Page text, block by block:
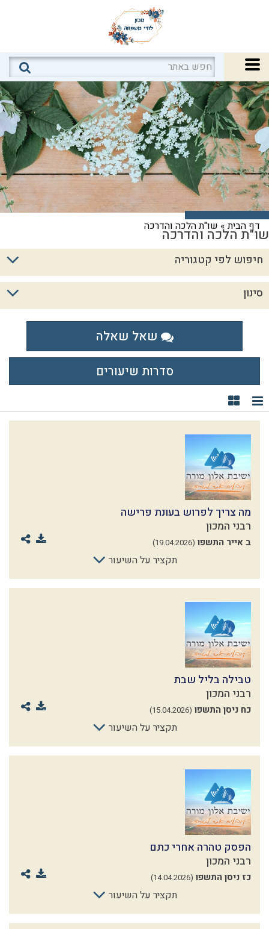
דף הבית» שו"ת הלכה והדרכה
שו"ת הלכה והדרכה
חיפוש לפי קטגוריה
סינון
שאל שאלה
סדרות שיעורים
תצוגת רשימה
תצוגת קוביות
מה צריך לפרוש בעונת פרישה
רבני המכון
ב אייר התשפו (19.04.2026)
תקציר על השיעור
טבילה בליל שבת
רבני המכון
כח ניסן התשפו (15.04.2026)
תקציר על השיעור
הפסק טהרה אחרי כתם
רבני המכון
כז ניסן התשפו (14.04.2026)
תקציר על השיעור